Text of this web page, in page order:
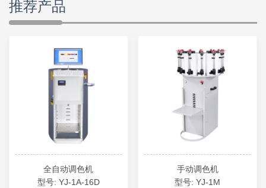
推荐产品
全自动调色机
型号: YJ-1A-16D
手动调色机
型号: YJ-1M